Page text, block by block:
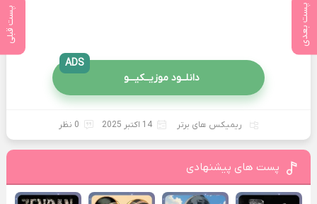
پست بعدی پست قبلی
دانلــود موزیــکیـــو
ADS
ریمیکس های برتر 14 اکتبر 2025 0 نظر
پست های پیشنهادی